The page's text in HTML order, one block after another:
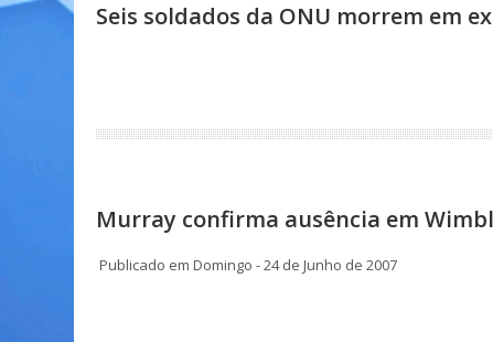
Seis soldados da ONU morrem em
Murray confirma ausência em
Publicado em Domingo - 24 de Junho de 2007